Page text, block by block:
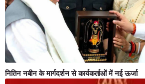
नितिन नबीन के मार्गदर्शन से कार्यकर्ताओं में नई ऊर्जा